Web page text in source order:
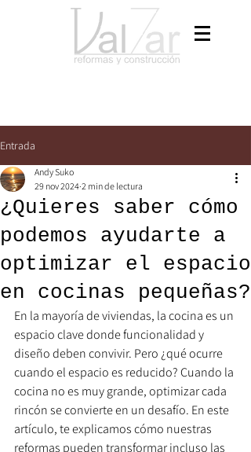
Entrada
¿Quieres saber cómo
podemos ayudarte a
optimizar el espacio
en cocinas pequeñas?
Andy Suko
29 nov 2024 2 min de lectura
En la mayoría de viviendas, la cocina es un
espacio clave donde funcionalidad y
diseño deben convivir. Pero ¿qué ocurre
cuando el espacio es reducido? Cuando la
cocina no es muy grande, optimizar cada
rincón se convierte en un desafío. En este
artículo, te explicamos cómo nuestras
reformas pueden transformar incluso las